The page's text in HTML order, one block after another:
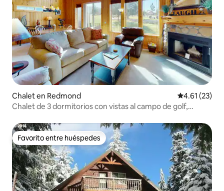
Chalet en Redmond Calificación
4.61 (23)
Chalet de 3 dormitorios con vistas al campo de golf,
Favorito entre huéspedes
Favorito entre huéspedes